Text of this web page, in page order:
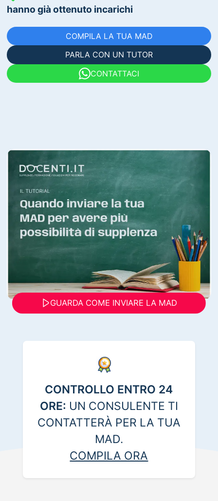
hanno già ottenuto incarichi
COMPILA LA TUA MAD
PARLA CON UN TUTOR
CONTATTACI
GUARDA COME INVIARE LA MAD
CONTROLLO ENTRO 24
ORE: UN CONSULENTE TI
CONTATTERÀ PER LA TUA
MAD.
COMPILA ORA